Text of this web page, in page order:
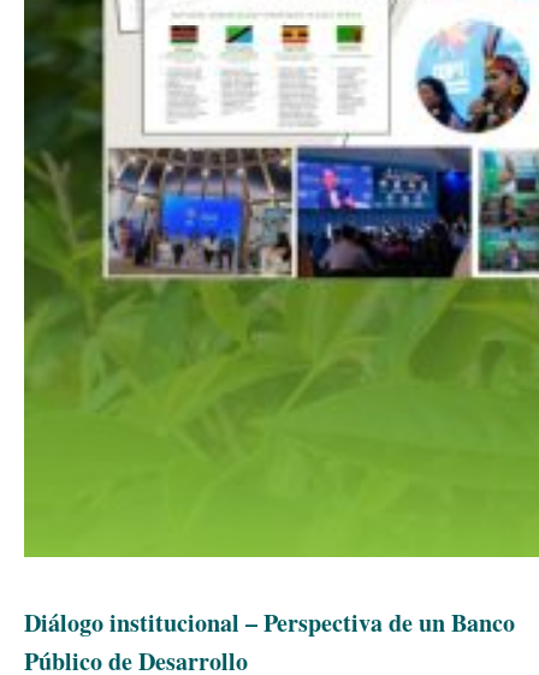
Diálogo institucional – Perspectiva de unBanco
PúblicodeDesarrollo